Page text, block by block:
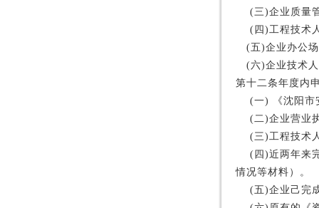
(三)企业质量
(四) 工程技术
(五)企业办公
(六)企业技术
第十二条年度内
(一)
《沈阳
( 二 )企业营业
(三) 工程技术
(四)近两年来
情况等材料）。
(五)企业己完